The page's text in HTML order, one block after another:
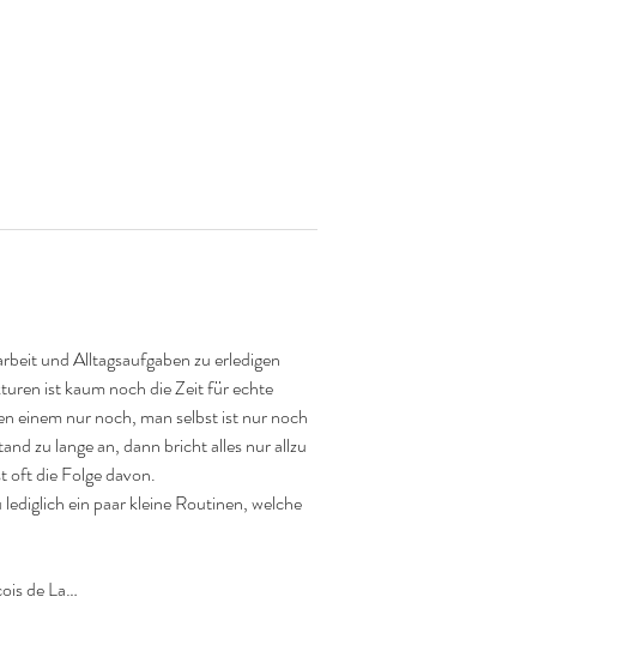
und Alltagsaufgaben zu erledigen
ist kaum noch die Zeit für echte
einem nur noch, man selbst ist nur noch
zu lange an, dann bricht alles nur allzu
oft die Folge davon.
ein paar kleine Routinen, welche
de La…